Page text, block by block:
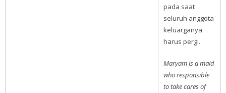
pada saat
seluruh anggota
keluarganya
harus pergi.
Maryam is a maid
who responsible
to take cares of